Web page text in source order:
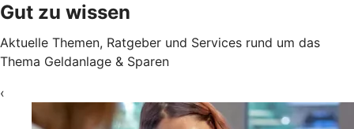
Gut zu wissen
Aktuelle Themen, Ratgeber und Services rund um das
Thema Geldanlage & Sparen
‹